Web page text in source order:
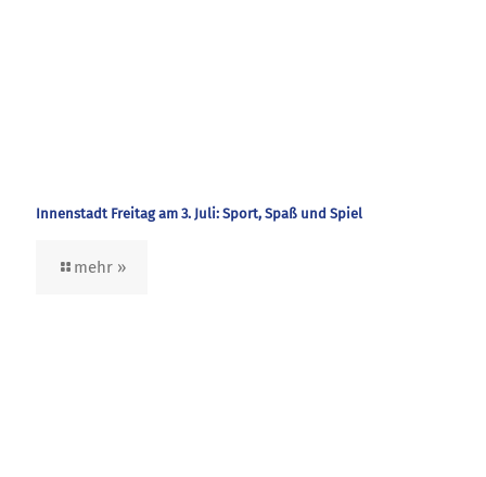
Innenstadt Freitag am 3. Juli: Sport, Spaß und Spiel
mehr »